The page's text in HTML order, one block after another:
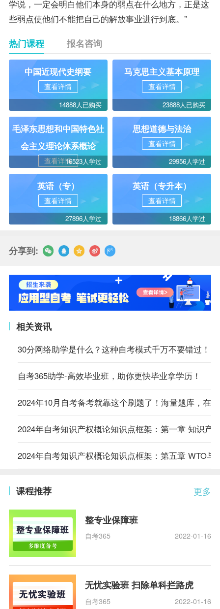
学说，一定会明白他们本身的弱点在什么地方，正是这
些弱点使他们不能把自己的解放事业进行到底。”
热门课程 报名咨询
中国近现代史纲要
查看详情
14888人已购买
马克思主义基本原理
查看详情
23888人已购买
毛泽东思想和中国特色社
会主义理论体系概论
查看详情16523人学过
思想道德与法治
查看详情
29956人学过
英语（专）
查看详情
27896人学过
英语（专升本）
查看详情
18866人学过
分享到:
相关资讯
30分网络助学是什么？这种自考模式千万不要错过！
自考365助学-高效毕业班，助你更快毕业拿学历！
2024年10月自考备考就靠这个刷题了！海量题库，在
2024年自考知识产权概论知识点框架：第一章 知识产
2024年自考知识产权概论知识点框架：第五章 WTO与
更多
课程推荐
整专业保障班
自考365 2022-01-16
无忧实验班 扫除单科拦路虎
自考365 2022-01-16